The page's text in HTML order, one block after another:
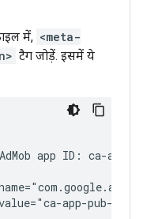
में, <meta-
टैग जोड़ें. इसमें ये
AdMob app ID: ca-app-